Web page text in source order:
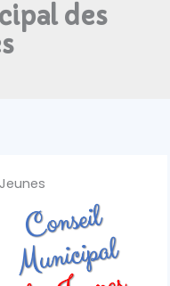
des